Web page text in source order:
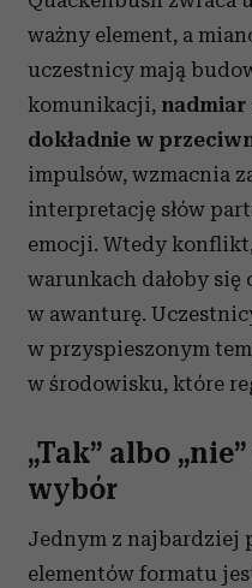
Wykorzystujemy pliki
i reklam, aby oferować
analizować ruch w naszej
korzystasz z naszej
społecznościowym,
Partnerzy mogą
otrzymanymi od Ciebie
korzystania z ich usług.
ważny element, a
uczestnicy mają
komunikacji, nadmiar
dokładnie w
impulsów, wzmacnia
interpretację słów
emocji. Wtedy
warunkach dałoby się
w awanturę.
w przyspieszonym
w środowisku, które
„Tak” albo
wybór
Jednym z najbardziej
elementów formatu